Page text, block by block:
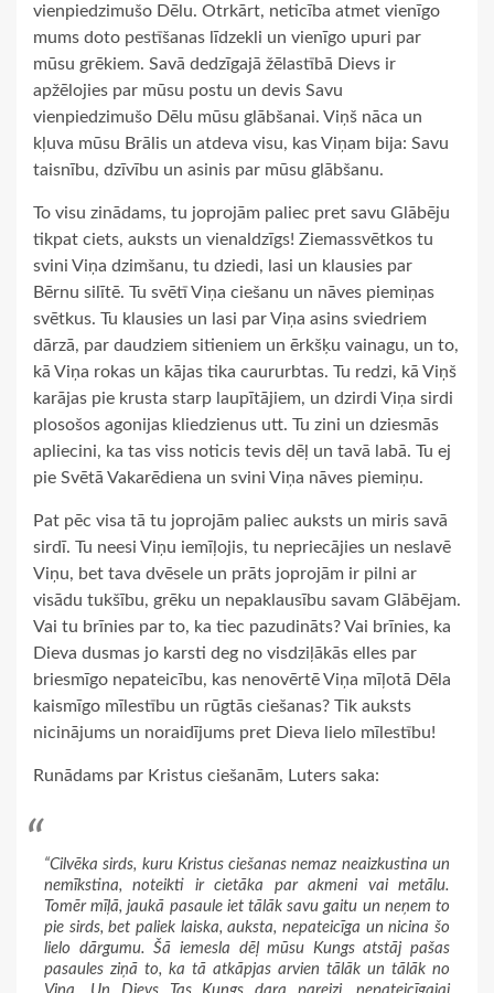
vienpiedzimušo Dēlu. Otrkārt, neticība atmet vienīgo
mums doto pestīšanas līdzekli un vienīgo upuri par
mūsu grēkiem. Savā dedzīgajā žēlastībā Dievs ir
apžēlojies par mūsu postu un devis Savu
vienpiedzimušo Dēlu mūsu glābšanai. Viņš nāca un
kļuva mūsu Brālis un atdeva visu, kas Viņam bija: Savu
taisnību, dzīvību un asinis par mūsu glābšanu.
To visu zinādams, tu joprojām paliec pret savu Glābēju
tikpat ciets, auksts un vienaldzīgs! Ziemassvētkos tu
svini Viņa dzimšanu, tu dziedi, lasi un klausies par
Bērnu silītē. Tu svētī Viņa ciešanu un nāves piemiņas
svētkus. Tu klausies un lasi par Viņa asins sviedriem
dārzā, par daudziem sitieniem un ērkšķu vainagu, un to,
kā Viņa rokas un kājas tika caururbtas. Tu redzi, kā Viņš
karājas pie krusta starp laupītājiem, un dzirdi Viņa sirdi
plosošos agonijas kliedzienus utt. Tu zini un dziesmās
apliecini, ka tas viss noticis tevis dēļ un tavā labā. Tu ej
pie Svētā Vakarēdiena un svini Viņa nāves piemiņu.
Pat pēc visa tā tu joprojām paliec auksts un miris savā
sirdī. Tu neesi Viņu iemīļojis, tu nepriecājies un neslavē
Viņu, bet tava dvēsele un prāts joprojām ir pilni ar
visādu tukšību, grēku un nepaklausību savam Glābējam.
Vai tu brīnies par to, ka tiec pazudināts? Vai brīnies, ka
Dieva dusmas jo karsti deg no visdziļākās elles par
briesmīgo nepateicību, kas nenovērtē Viņa mīļotā Dēla
kaismīgo mīlestību un rūgtās ciešanas? Tik auksts
nicinājums un noraidījums pret Dieva lielo mīlestību!
Runādams par Kristus ciešanām, Luters saka:
“Cilvēka sirds, kuru Kristus ciešanas nemaz neaizkustina un
nemīkstina, noteikti ir cietāka par akmeni vai metālu.
Tomēr mīļā, jaukā pasaule iet tālāk savu gaitu un neņem to
pie sirds, bet paliek laiska, auksta, nepateicīga un nicina šo
lielo dārgumu. Šā iemesla dēļ mūsu Kungs atstāj pašas
pasaules ziņā to, ka tā atkāpjas arvien tālāk un tālāk no